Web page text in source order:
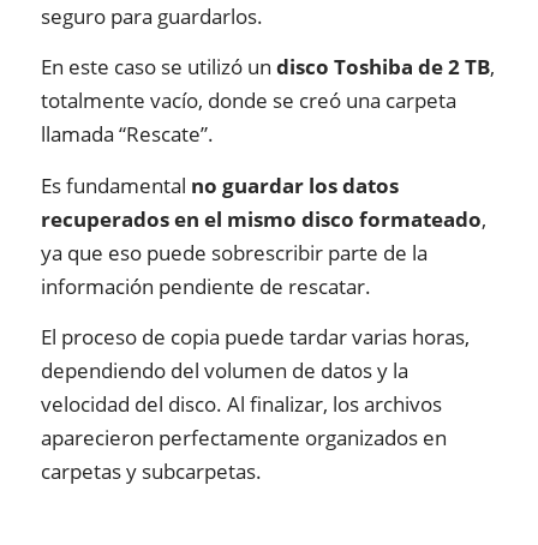
seguro para guardarlos.
En este caso se utilizó un disco Toshiba de 2 TB,
totalmente vacío, donde se creó una carpeta
llamada “Rescate”.
Es fundamental no guardar los datos
recuperados en el mismo disco formateado,
ya que eso puede sobrescribir parte de la
información pendiente de rescatar.
El proceso de copia puede tardar varias horas,
dependiendo del volumen de datos y la
velocidad del disco. Al finalizar, los archivos
aparecieron perfectamente organizados en
carpetas y subcarpetas.